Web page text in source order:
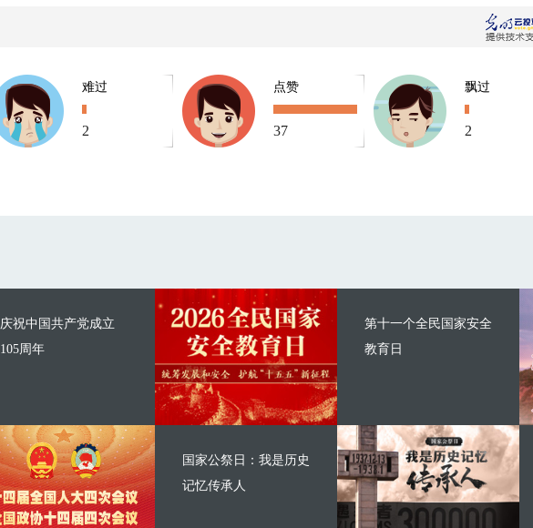
难过
2
点赞
37
飘过
2
庆祝中国共产党成立
105周年
第十一个全民国家安全
教育日
国家公祭日：我是历史
记忆传承人